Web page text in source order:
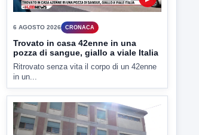
ULTIMI VIDEO
TUTTI I VIDEO